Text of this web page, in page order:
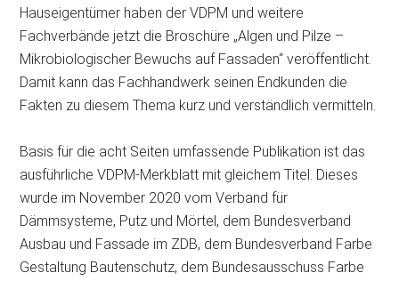
Hauseigentümer haben der VDPM und weitere
Fachverbände jetzt die Broschüre „Algen und Pilze –
Mikrobiologischer Bewuchs auf Fassaden“ veröffentlicht.
Damit kann das Fachhandwerk seinen Endkunden die
Fakten zu diesem Thema kurz und verständlich vermitteln.
Basis für die acht Seiten umfassende Publikation ist das
ausführliche VDPM-Merkblatt mit gleichem Titel. Dieses
wurde im November 2020 vom Verband für
Dämmsysteme, Putz und Mörtel, dem Bundesverband
Ausbau und Fassade im ZDB, dem Bundesverband Farbe
Gestaltung Bautenschutz, dem Bundesausschuss Farbe